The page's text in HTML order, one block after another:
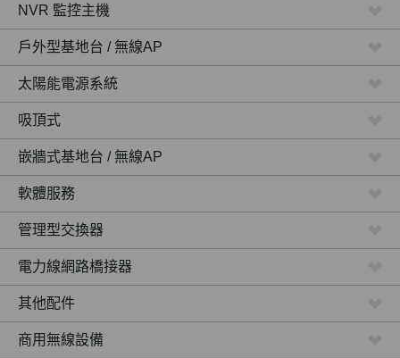
NVR 監控主機
戶外型基地台 / 無線AP
太陽能電源系統
吸頂式
嵌牆式基地台 / 無線AP
軟體服務
管理型交換器
電力線網路橋接器
其他配件
商用無線設備